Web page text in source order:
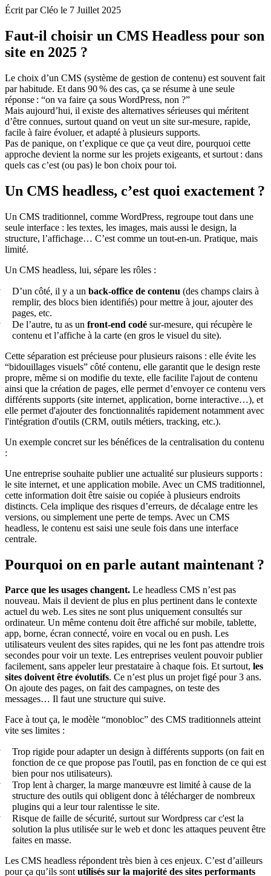
Écrit parCléo le 7 Juillet 2025
Faut-il choisir un CMS Headless pour son
site en 2025 ?
Le choix d’un CMS (système de gestion de contenu) est souvent fait
par habitude. Et dans 90 % des cas, ça se résume à une seule
réponse : “on va faire ça sous WordPress, non ?”
Mais aujourd’hui, il existe des alternatives sérieuses qui méritent
d’être connues, surtout quand on veut un site sur-mesure, rapide,
facile à faire évoluer, et adapté à plusieurs supports.
Pas de panique, on t’explique ce que ça veut dire, pourquoi cette
approche devient la norme sur les projets exigeants, et surtout : dans
quels cas c’est (ou pas) le bon choix pour toi.
Un CMS headless, c’est quoi exactement ?
Un CMS traditionnel, comme WordPress, regroupe tout dans une
seule interface : les textes, les images, mais aussi le design, la
structure, l’affichage… C’est comme un tout-en-un. Pratique, mais
limité.
Un CMS headless, lui, sépare les rôles :
D’un côté, il y a un back-office de contenu (des champs clairs à
remplir, des blocs bien identifiés) pour mettre à jour, ajouter des
pages, etc.
De l’autre, tu as un front-end codé sur-mesure, qui récupère le
contenu et l’affiche à la carte (en gros le visuel du site).
Cette séparation est précieuse pour plusieurs raisons : elle évite les
“bidouillages visuels” côté contenu, elle garantit que le design reste
propre, même si on modifie du texte, elle facilite l'ajout de contenu
ainsi que la création de pages, elle permet d’envoyer ce contenu vers
différents supports (site internet, application, borne interactive…), et
elle permet d'ajouter des fonctionnalités rapidement notamment avec
l'intégration d'outils (CRM, outils métiers, tracking, etc.).
Un exemple concret sur les bénéfices de la centralisation du contenu
:
Une entreprise souhaite publier une actualité sur plusieurs supports :
le site internet, et une application mobile. Avec un CMS traditionnel,
cette information doit être saisie ou copiée à plusieurs endroits
distincts. Cela implique des risques d’erreurs, de décalage entre les
versions, ou simplement une perte de temps. Avec un CMS
headless, le contenu est saisi une seule fois dans une interface
centrale.
Pourquoi on en parle autant maintenant ?
Parce que les usages changent. Le headless CMS n’est pas
nouveau. Mais il devient de plus en plus pertinent dans le contexte
actuel du web. Les sites ne sont plus uniquement consultés sur
ordinateur. Un même contenu doit être affiché sur mobile, tablette,
app, borne, écran connecté, voire en vocal ou en push. Les
utilisateurs veulent des sites rapides, qui ne les font pas attendre trois
secondes pour voir un texte. Les entreprises veulent pouvoir publier
facilement, sans appeler leur prestataire à chaque fois. Et surtout, les
sites doivent être évolutifs. Ce n’est plus un projet figé pour 3 ans.
On ajoute des pages, on fait des campagnes, on teste des
messages… Il faut une structure qui suive.
Face à tout ça, le modèle “monobloc” des CMS traditionnels atteint
vite ses limites :
Trop rigide pour adapter un design à différents supports (on fait en
fonction de ce que propose pas l'outil, pas en fonction de ce qui est
bien pour nos utilisateurs).
Trop lent à charger, la marge manœuvre est limité à cause de la
structure des outils qui obligent donc à télécharger de nombreux
plugins qui a leur tour ralentisse le site.
Risque de faille de sécurité, surtout sur Wordpress car c'est la
solution la plus utilisée sur le web et donc les attaques peuvent être
faites en masse.
Les CMS headless répondent très bien à ces enjeux. C’est d’ailleurs
pour ça qu’ils sontutilisés sur la majorité des sites performants